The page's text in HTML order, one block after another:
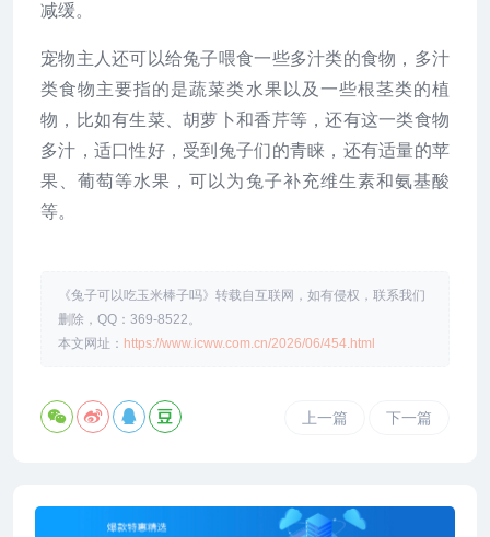
减缓。
宠物主人还可以给兔子喂食一些多汁类的食物，多汁
类食物主要指的是蔬菜类水果以及一些根茎类的植
物，比如有生菜、胡萝卜和香芹等，还有这一类食物
多汁，适口性好，受到兔子们的青睐，还有适量的苹
果、葡萄等水果，可以为兔子补充维生素和氨基酸
等。
《兔子可以吃玉米棒子吗》转载自互联网，如有侵权，联系我们
删除，QQ：369-8522。
本文网址： https://www.icww.com.cn/2026/06/454.html
上一篇 下一篇